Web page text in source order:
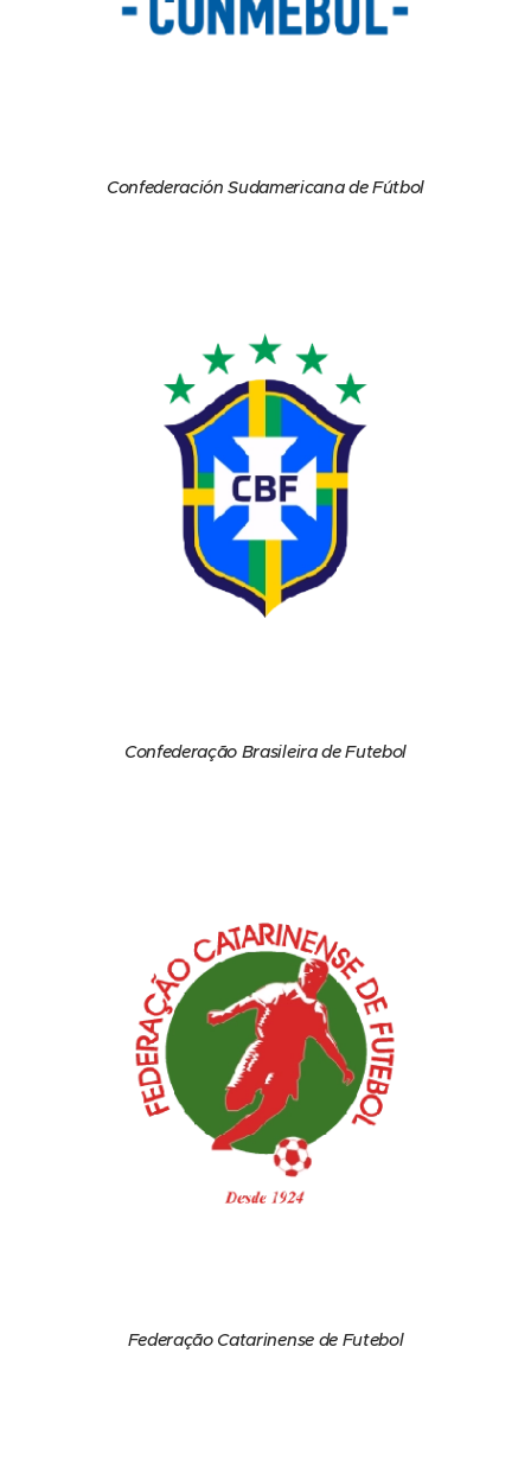
Confederación Sudamericana de Fútbol
Confederação Brasileira de Futebol
Federação Catarinense de Futebol